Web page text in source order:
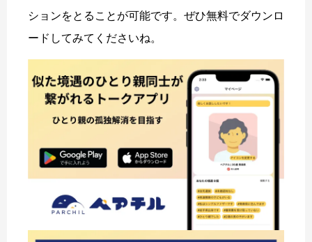
ションをとることが可能です。ぜひ無料でダウンロ
ードしてみてくださいね。